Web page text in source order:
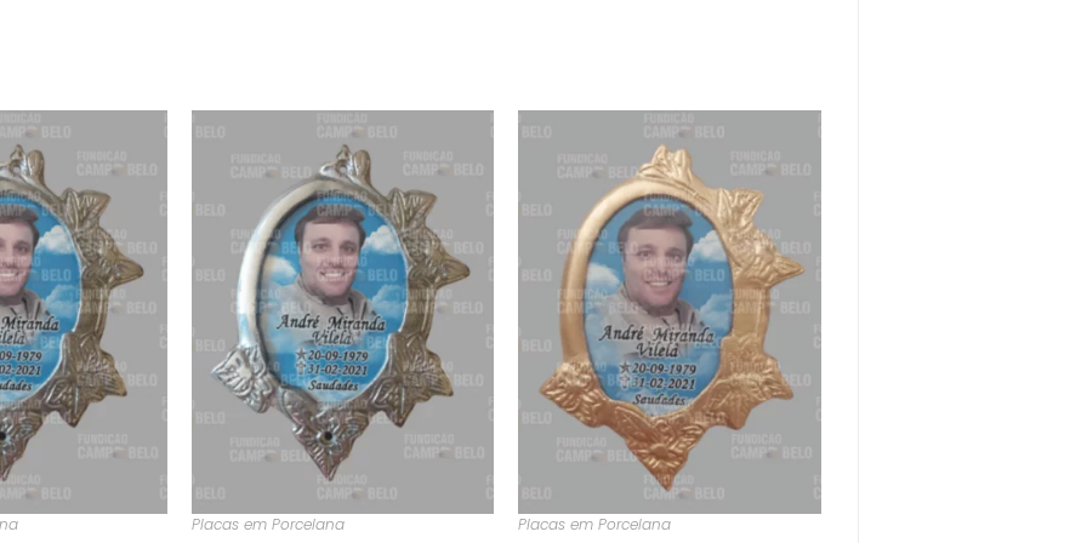
Placas em Porcelana Placas em Porcelana